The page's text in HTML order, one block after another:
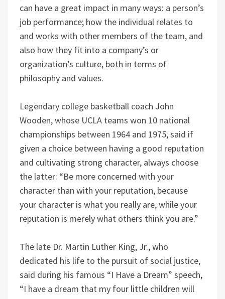
can have a great impact in many ways: a person’s
job performance; how the individual relates to
and works with other members of the team, and
also how they fit into a company’s or
organization’s culture, both in terms of
philosophy and values.
Legendary college basketball coach John
Wooden, whose UCLA teams won 10 national
championships between 1964 and 1975, said if
given a choice between having a good reputation
and cultivating strong character, always choose
the latter: “Be more concerned with your
character than with your reputation, because
your character is what you really are, while your
reputation is merely what others think you are.”
The late Dr. Martin Luther King, Jr., who
dedicated his life to the pursuit of social justice,
said during his famous “I Have a Dream” speech,
“I have a dream that my four little children will